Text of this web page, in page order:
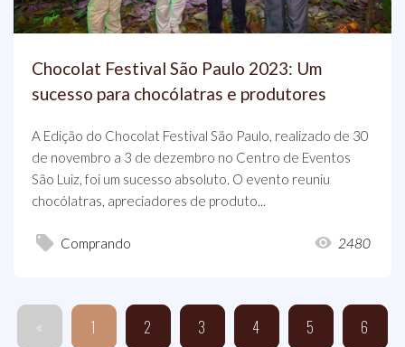
Chocolat Festival São Paulo 2023: Um
sucesso para chocólatras e produtores
A Edição do Chocolat Festival São Paulo, realizado de 30
de novembro a 3 de dezembro no Centro de Eventos
São Luiz, foi um sucesso absoluto. O evento reuniu
chocólatras, apreciadores de produto...
Comprando 2480
« 1 2 3 4 5 6